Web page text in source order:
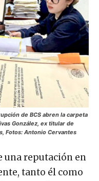
de BCS abren la carpeta
González, ex titular de
Fotos: Antonio Cervantes
una reputación en
tanto él como